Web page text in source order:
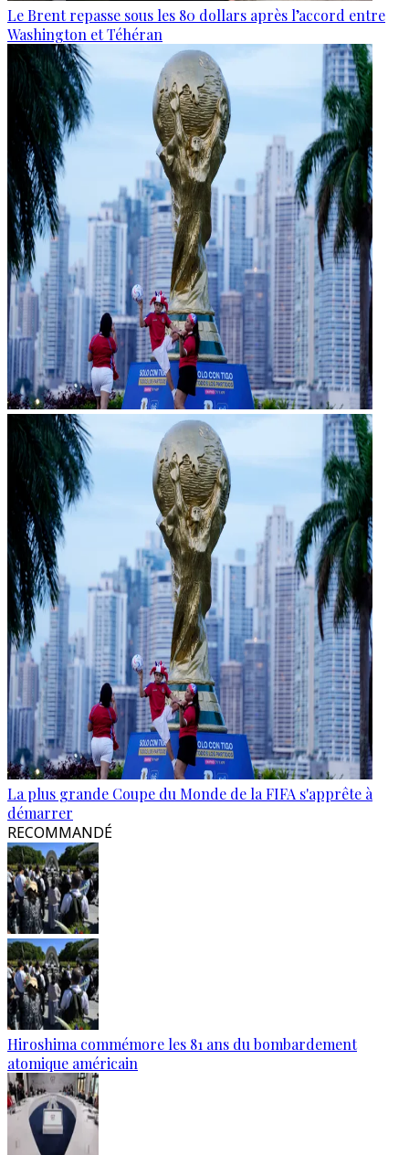
Le Brent repasse sous les 80 dollars après l’accord entre
Washington et Téhéran
La plus grande Coupe du Monde de la FIFA s'apprête à
démarrer
RECOMMANDÉ
Hiroshima commémore les 81 ans du bombardement
atomique américain